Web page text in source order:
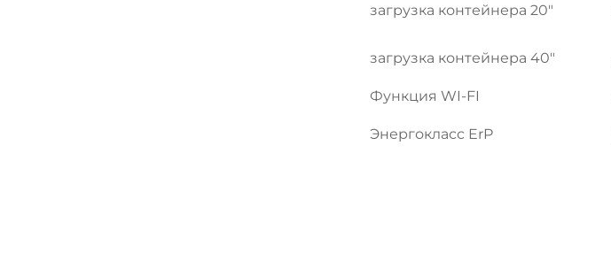
загрузка контейнера 20"
загрузка контейнера 40"
Функция WI-FI
Энергокласс ErP